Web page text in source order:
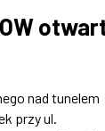
nad tunelem
przy ul.